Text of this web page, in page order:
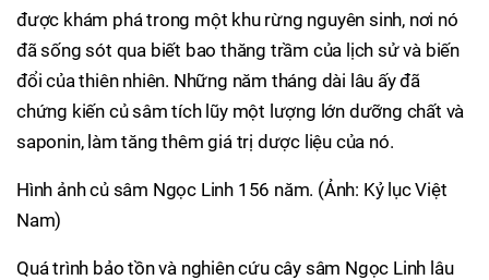
được khám phá trong một khu rừng nguyên sinh, nơi nó
đã sống sót qua biết bao thăng trầm của lịch sử và biến
đổi của thiên nhiên. Những năm tháng dài lâu ấy đã
chứng kiến củ sâm tích lũy một lượng lớn dưỡng chất và
saponin, làm tăng thêm giá trị dược liệu của nó.
Hình ảnh củ sâm Ngọc Linh 156 năm. (Ảnh: Kỷ lục Việt
Nam)
Quá trình bảo tồn và nghiên cứu cây sâm Ngọc Linh lâu